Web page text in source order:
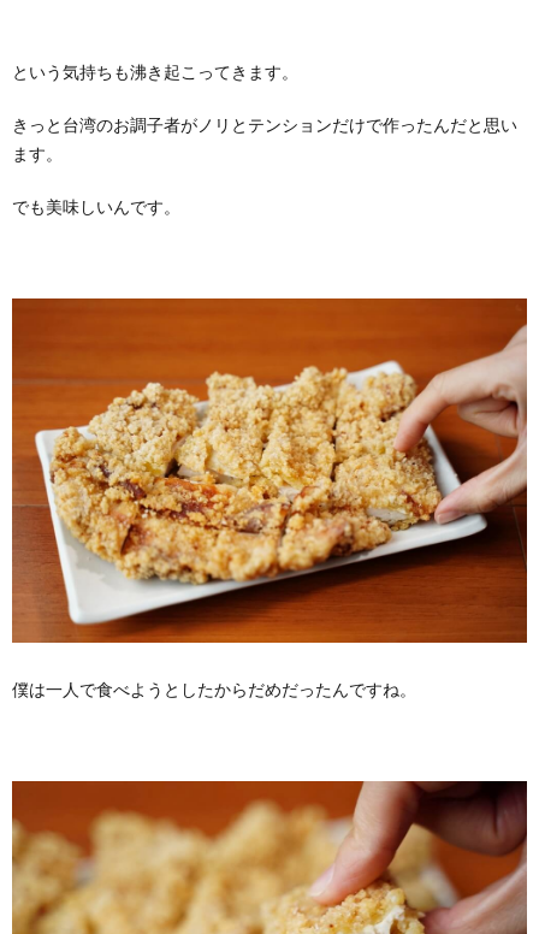
という気持ちも沸き起こってきます。
きっと台湾のお調子者がノリとテンションだけで作ったんだと思い
ます。
でも美味しいんです。
僕は一人で食べようとしたからだめだったんですね。